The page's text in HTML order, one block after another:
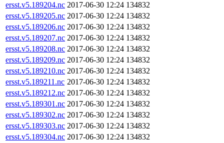
ersst.v5.189204.nc 2017-06-30 12:24 134832
ersst.v5.189205.nc 2017-06-30 12:24 134832
ersst.v5.189206.nc 2017-06-30 12:24 134832
ersst.v5.189207.nc 2017-06-30 12:24 134832
ersst.v5.189208.nc 2017-06-30 12:24 134832
ersst.v5.189209.nc 2017-06-30 12:24 134832
ersst.v5.189210.nc 2017-06-30 12:24 134832
ersst.v5.189211.nc 2017-06-30 12:24 134832
ersst.v5.189212.nc 2017-06-30 12:24 134832
ersst.v5.189301.nc 2017-06-30 12:24 134832
ersst.v5.189302.nc 2017-06-30 12:24 134832
ersst.v5.189303.nc 2017-06-30 12:24 134832
ersst.v5.189304.nc 2017-06-30 12:24 134832